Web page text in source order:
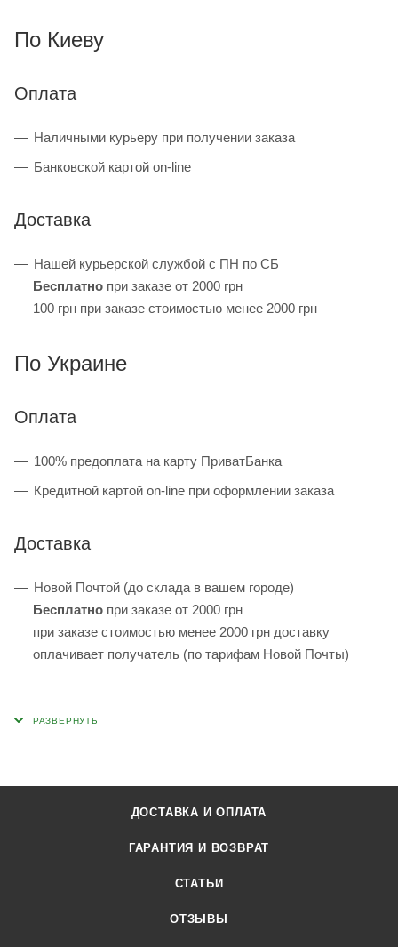
По Киеву
Оплата
Наличными курьеру при получении заказа
Банковской картой on-line
Доставка
Нашей курьерской службой с ПН по СБ
Бесплатно при заказе от 2000 грн
100 грн при заказе стоимостью менее 2000 грн
По Украине
Оплата
100% предоплата на карту ПриватБанка
Кредитной картой on-line при оформлении заказа
Доставка
Новой Почтой (до склада в вашем городе)
Бесплатно при заказе от 2000 грн
при заказе стоимостью менее 2000 грн доставку
оплачивает получатель (по тарифам Новой Почты)
ДОСТАВКА И ОПЛАТА
ГАРАНТИЯ И ВОЗВРАТ
СТАТЬИ
ОТЗЫВЫ